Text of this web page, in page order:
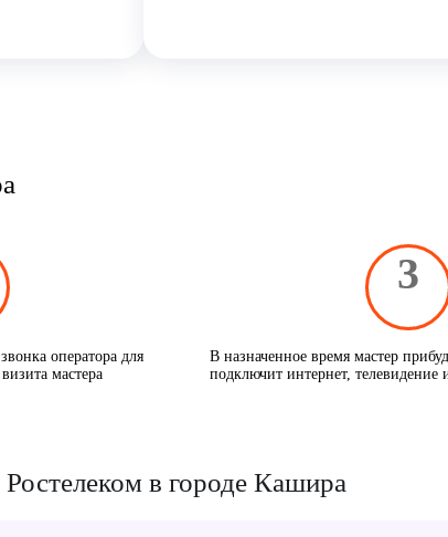
оператора для
мастера
3
В назначенное время мастер
подключит интернет, телевидение
в городе Кашира